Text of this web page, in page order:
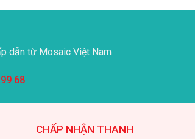
dẫn từ Mosaic Việt Nam
68
CHẤP NHẬN THANH